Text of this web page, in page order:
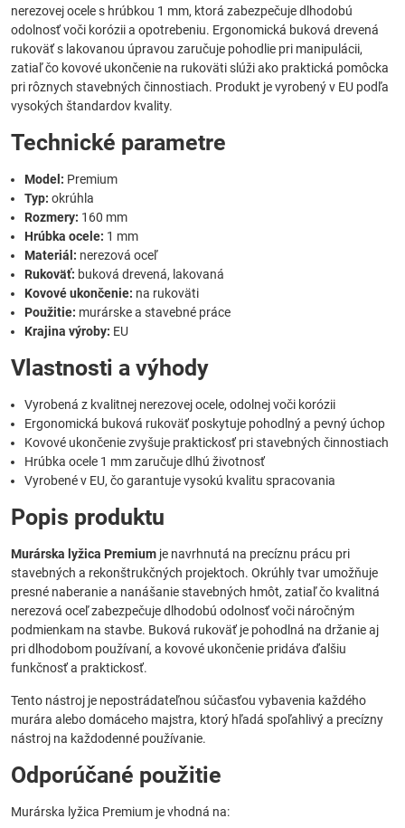
nerezovej ocele s hrúbkou 1 mm, ktorá zabezpečuje dlhodobú
odolnosť voči korózii a opotrebeniu. Ergonomická buková drevená
rukoväť s lakovanou úpravou zaručuje pohodlie pri manipulácii,
zatiaľ čo kovové ukončenie na rukoväti slúži ako praktická pomôcka
pri rôznych stavebných činnostiach. Produkt je vyrobený v EU podľa
vysokých štandardov kvality.
Technické parametre
Model: Premium
Typ: okrúhla
Rozmery: 160 mm
Hrúbka ocele: 1 mm
Materiál: nerezová oceľ
Rukoväť: buková drevená, lakovaná
Kovové ukončenie: na rukoväti
Použitie: murárske a stavebné práce
Krajina výroby: EU
Vlastnosti a výhody
Vyrobená z kvalitnej nerezovej ocele, odolnej voči korózii
Ergonomická buková rukoväť poskytuje pohodlný a pevný úchop
Kovové ukončenie zvyšuje praktickosť pri stavebných činnostiach
Hrúbka ocele 1 mm zaručuje dlhú životnosť
Vyrobené v EU, čo garantuje vysokú kvalitu spracovania
Popis produktu
Murárska lyžica Premium je navrhnutá na precíznu prácu pri
stavebných a rekonštrukčných projektoch. Okrúhly tvar umožňuje
presné naberanie a nanášanie stavebných hmôt, zatiaľ čo kvalitná
nerezová oceľ zabezpečuje dlhodobú odolnosť voči náročným
podmienkam na stavbe. Buková rukoväť je pohodlná na držanie aj
pri dlhodobom používaní, a kovové ukončenie pridáva ďalšiu
funkčnosť a praktickosť.
Tento nástroj je nepostrádateľnou súčasťou vybavenia každého
murára alebo domáceho majstra, ktorý hľadá spoľahlivý a precízny
nástroj na každodenné používanie.
Odporúčané použitie
Murárska lyžica Premium je vhodná na: